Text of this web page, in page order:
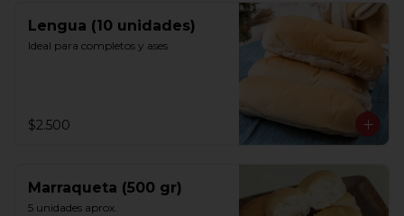
Lengua (10 unidades)
Ideal para completos y ases
$2.500
Marraqueta (500 gr)
5 unidades aprox.